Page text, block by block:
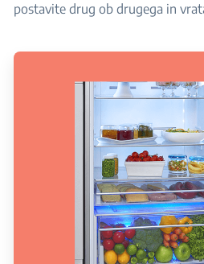
postavite drug ob drugega in